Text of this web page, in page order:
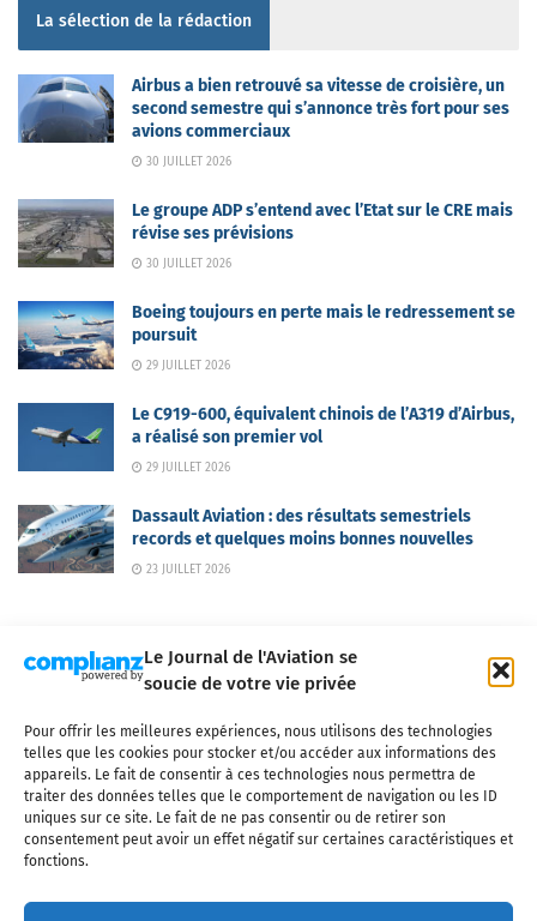
Le Journal de l'Aviation se
soucie de votre vie privée
Pour offrir les meilleures expériences, nous utilisons des technologies
telles que les cookies pour stocker et/ou accéder aux informations des
appareils. Le fait de consentir à ces technologies nous permettra de
traiter des données telles que le comportement de navigation ou les ID
uniques sur ce site. Le fait de ne pas consentir ou de retirer son
consentement peut avoir un effet négatif sur certaines caractéristiques et
fonctions.
La sélection de la rédaction
Airbus a bien retrouvé sa vitesse de croisière, un
second semestre qui s’annonce très fort pour ses
avions commerciaux
30 JUILLET 2026
Le groupe ADP s’entend avec l’Etat sur le CRE mais
révise ses prévisions
30 JUILLET 2026
Boeing toujours en perte mais le redressement se
poursuit
29 JUILLET 2026
Le C919-600, équivalent chinois de l’A319 d’Airbus,
a réalisé son premier vol
29 JUILLET 2026
Dassault Aviation : des résultats semestriels
records et quelques moins bonnes nouvelles
23 JUILLET 2026
Qui sommes-nous ? Nous contacter
Partenaires
Mentions légales
CGV Politique de confidentialité Cookies